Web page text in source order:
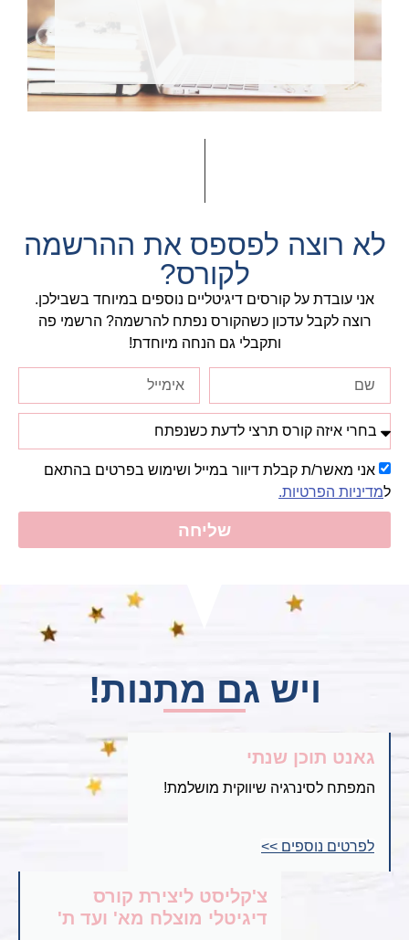
לא רוצה לפספס את ההרשמה
לקורס?
אני עובדת על קורסים דיגיטליים נוספים במיוחד בשבילכן.
רוצה לקבל עדכון כשהקורס נפתח להרשמה? הרשמי פה
ותקבלי גם הנחה מיוחדת!
אני מאשר/ת קבלת דיוור במייל ושימוש בפרטים בהתאם
למדיניות הפרטיות.
שליחה
ויש גם מתנות!
גאנט תוכן שנתי
המפתח לסינרגיה שיווקית מושלמת!
לפרטים נוספים >>
צ'קליסט ליצירת קורס
דיגיטלי מוצלח מא' ועד ת'